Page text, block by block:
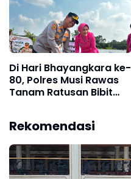
Di Hari Bhayangkara ke-
80, Polres Musi Rawas
Tanam Ratusan Bibit
Rekomendasi